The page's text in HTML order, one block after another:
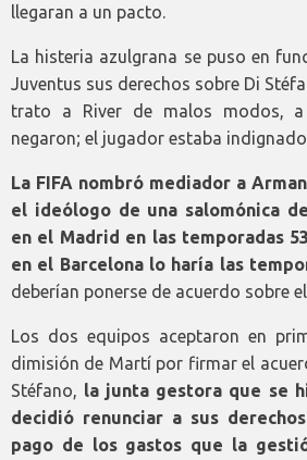
llegaran a un pacto.
La histeria azulgrana se puso en
Juventus sus derechos sobre Di
trato a River de malos modos,
negaron; el jugador estaba
La FIFA nombró mediador a
el ideólogo de una salomónica
en el Madrid en las temporadas
en el Barcelona lo haría las
deberían ponerse de acuerdo sobre
Los dos equipos aceptaron en
dimisión de Martí por firmar el
Stéfano, la junta gestora que se
decidió renunciar a sus
pago de los gastos que la